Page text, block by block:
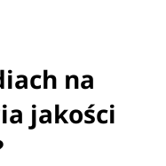
na
jakości